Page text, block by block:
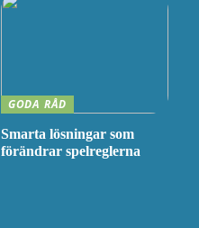
GODA RÅD
Smarta lösningar som
förändrar spelreglerna